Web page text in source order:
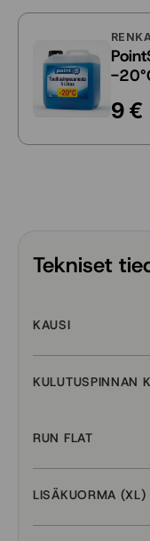
-
9 €
Tekniset
KAUSI
KULUTUSPINNAN
RUN FLAT
LISÄKUORMA (XL)